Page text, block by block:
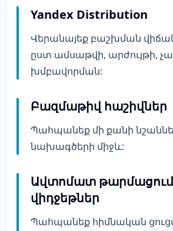
Yandex Distribution
Վերանայեք բաշխման
ըստ ամսաթվի, արժույթի,
խմբավորման:
Բազմաթիվ հաշիվներ
Պահպանեք մի քանի
նախագծերի միջև:
Ավտոմատ
վիդջեթներ
Պահպանեք հիմնական